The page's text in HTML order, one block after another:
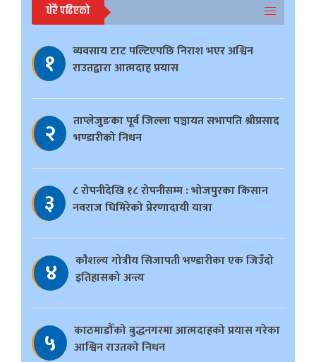
धेरै पढिएको
१
व्यवसाय टाट पल्टिएपछि निराश भएर अश्विन
राउतद्वारा आत्मदाह प्रयास
२
ताप्लेजुङका पूर्व जिल्ला पञ्चायत सभापति श्रीप्रसाद
भण्डारीको निधन
३
८ रोपनीदेखि १८ रोपनीसम्म : भोजपुरका किसान
नवराज घिमिरेको प्रेरणादायी यात्रा
४
काैशल्य गोत्रीय सिजापती भण्डारीका एक जिउँदो
इतिहासको अन्त्य
५
काठमाडौँको बुद्धनगरमा आत्मदाहको प्रयास गरेका
आश्विन राउतको निधन